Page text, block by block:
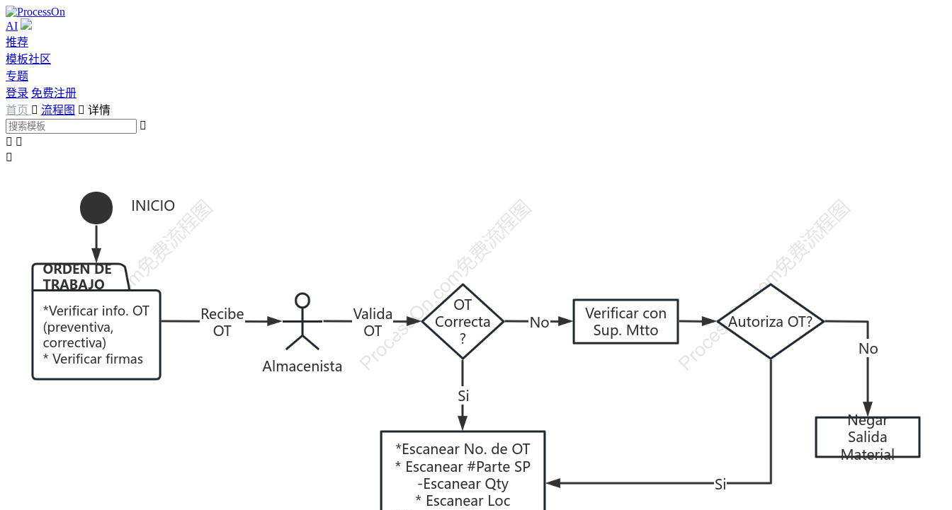
AI
推荐
模板社区
专题
登录 免费注册
首页  流程图  详情

 
